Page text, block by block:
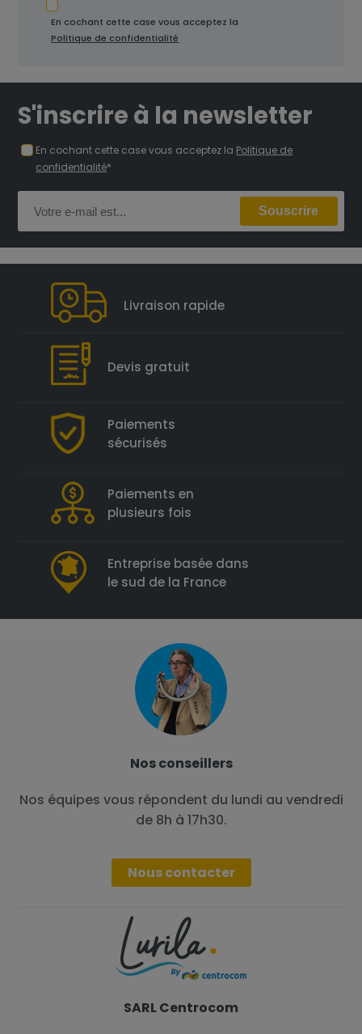
En cochant cette case vous acceptez la
Politique de confidentialité
S'inscrire à la newsletter
En cochant cette case vous acceptez la Politique de
confidentialité*
Livraison rapide
Devis gratuit
Paiements
sécurisés
Paiements en
plusieurs fois
Entreprise basée dans
le sud de la France
Nos conseillers
Nos équipes vous répondent du lundi au vendredi
de 8h à 17h30.
Nous contacter
SARL Centrocom